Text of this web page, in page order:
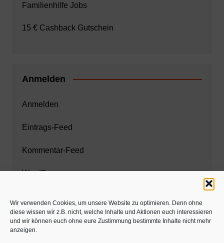
Wir verwenden Cookies, um unsere Website zu optimieren. Denn ohne
diese wissen wir z.B. nicht, welche Inhalte und Aktionen euch interessieren
und wir können euch ohne eure Zustimmung bestimmte Inhalte nicht mehr
anzeigen.
Familienhilfe Jobs
15 € Cashback Gutschein
Anmelden
Anmelden
Eintrags-Feed
Kommentar-Feed
WordPress.org
Zahnarzt München